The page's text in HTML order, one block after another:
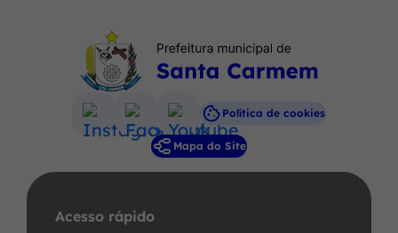
Acessar
Rede
Social
Acessar
Rede
Social
Acessar
a
Rede
Política de cookies
Mapa do Site
Acesso rápido